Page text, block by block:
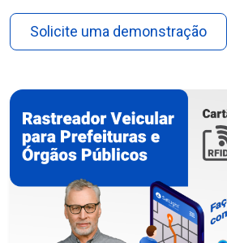
Solicite uma demonstração